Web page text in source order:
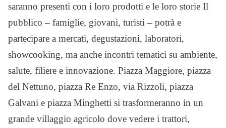
saranno presenti con i loro prodotti e le loro storie Il
pubblico – famiglie, giovani, turisti – potrà e
partecipare a mercati, degustazioni, laboratori,
showcooking, ma anche incontri tematici su ambiente,
salute, filiere e innovazione. Piazza Maggiore, piazza
del Nettuno, piazza Re Enzo, via Rizzoli, piazza
Galvani e piazza Minghetti si trasformeranno in un
grande villaggio agricolo dove vedere i trattori,